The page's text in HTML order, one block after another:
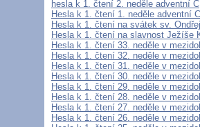
hesla k 1. čtení 2. neděle adventní C
Hesla k 1. čtení 1. neděle adventní C
Hesla k 1. čtení na svátek sv.
Hesla k 1. čtení na slavnost Ježíše
Hesla k 1. čtení 33. neděle v
Hesla k 1. čtení 32. neděle v
Hesla k 1. čtení 31. neděle v
Hesla k 1. čtení 30. neděle v
Hesla k 1. čtení 29. neděle v
Hesla k 1. čtení 28. neděle v
Hesla k 1. čtení 27. neděle v
Hesla k 1. čtení 26. neděle v